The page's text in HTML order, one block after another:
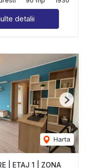
detalii
Harta
Next
| ETAJ 1 | ZONA